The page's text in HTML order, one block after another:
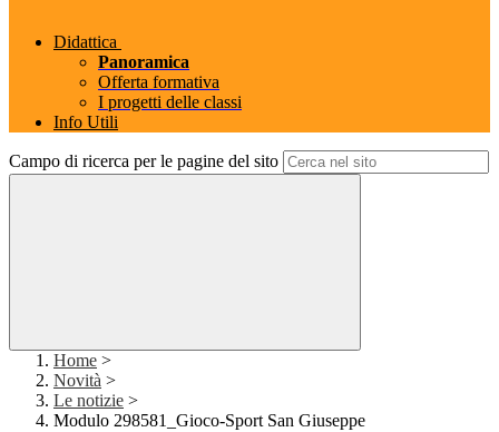
Didattica
Panoramica
Offerta formativa
I progetti delle classi
Info Utili
Campo di ricerca per le pagine del sito
Home >
Novità >
Le notizie >
Modulo 298581_Gioco-Sport San Giuseppe